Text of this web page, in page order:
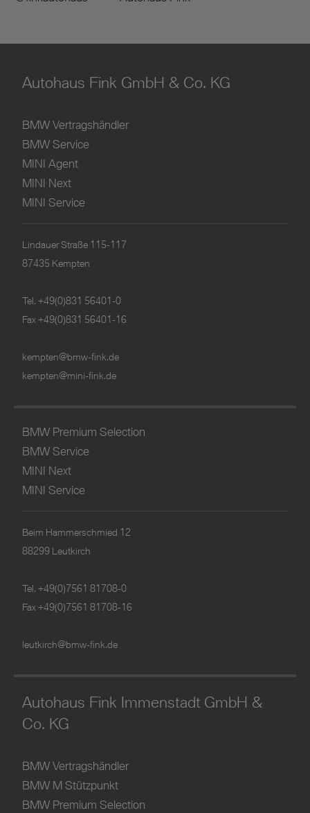
Autohaus Fink GmbH & Co. KG
BMW Vertragshändler
BMW Service
MINI Agent
MINI Next
MINI Service
Lindauer Straße 115-117
87435 Kempten
Tel. +49(0)831 56401-0
Fax +49(0)831 56401-16
kempten@bmw-fink.de
kempten@mini-fink.de
BMW Premium Selection
BMW Service
MINI Next
MINI Service
Beim Hammerschmied 12
88299 Leutkirch
Tel. +49(0)7561 81708-0
Fax +49(0)7561 81708-16
leutkirch@bmw-fink.de
Autohaus Fink Immenstadt GmbH &
Co. KG
BMW Vertragshändler
BMW M Stützpunkt
BMW Premium Selection